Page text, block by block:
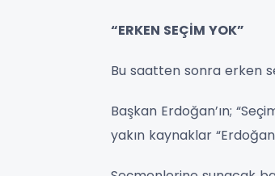
“ERKEN SEÇİM YOK”
Bu saatten sonra erken
Başkan Erdoğan’ın;
yakın kaynaklar